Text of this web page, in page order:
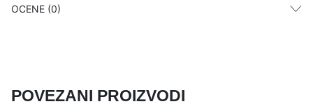
OCENE (0)
POVEZANI PROIZVODI